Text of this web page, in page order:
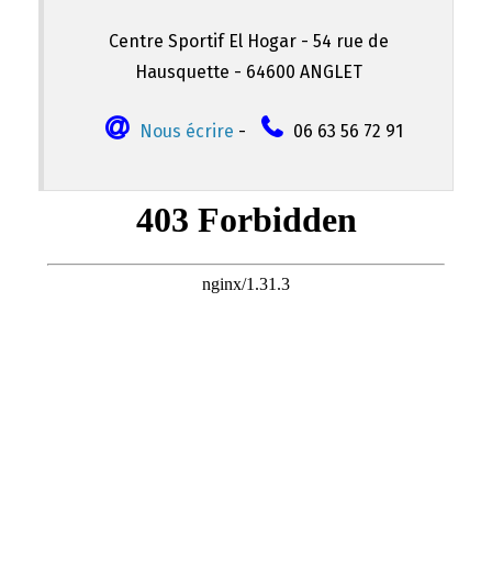
Centre Sportif El Hogar - 54 rue de
Hausquette - 64600 ANGLET
Nous écrire - 06 63 56 72 91